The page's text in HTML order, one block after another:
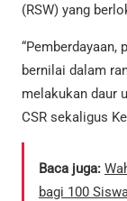
(RSW) yang
“Pemberdayaan,
bernilai dalam
melakukan daur
CSR sekaligus
Baca juga:
bagi 100